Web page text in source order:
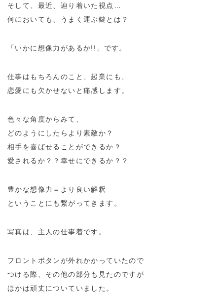
そして、最近、辿り着いた視点…
何においても、うまく運ぶ鍵とは？
「いかに想像力があるか!!」です。
仕事はもちろんのこと、起業にも、
恋愛にも欠かせないと痛感します。
色々な角度からみて、
どのようにしたらより素敵か？
相手を喜ばせることができるか？
愛されるか？？幸せにできるか？？
豊かな想像力＝より良い解釈
ということにも繋がってきます。
写真は、主人の仕事着です。
フロントボタンが外れかかっていたので
つける際、その他の部分も見たのですが
ほかは頑丈についていました。